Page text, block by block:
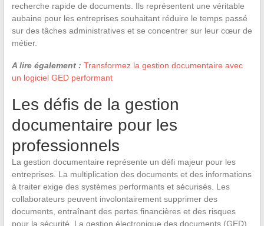
recherche rapide de documents. Ils représentent une véritable
aubaine pour les entreprises souhaitant réduire le temps passé
sur des tâches administratives et se concentrer sur leur cœur de
métier.
A lire également : Transformez la gestion documentaire avec
un logiciel GED performant
Les défis de la gestion
documentaire pour les
professionnels
La gestion documentaire représente un défi majeur pour les
entreprises. La multiplication des documents et des informations
à traiter exige des systèmes performants et sécurisés. Les
collaborateurs peuvent involontairement supprimer des
documents, entraînant des pertes financières et des risques
pour la sécurité. La gestion électronique des documents (GED)